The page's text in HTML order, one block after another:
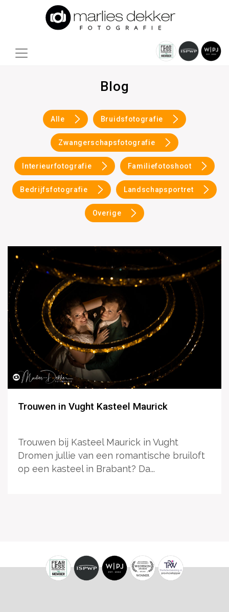
Blog
Alle Bruidsfotografie
Zwangerschapsfotografie
Interieurfotografie Familiefotoshoot
Bedrijfsfotografie Landschapsportret
Overige
Trouwen in Vught Kasteel Maurick
Trouwen bij Kasteel Maurick in Vught
Dromen jullie van een romantische bruiloft
op een kasteel in Brabant? Da...